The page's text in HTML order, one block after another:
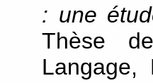
: une
Thèse
Langage,